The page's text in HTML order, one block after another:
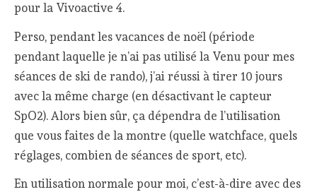
pour la Vivoactive 4.
Perso, pendant les vacances de noël (période
pendant laquelle je n’ai pas utilisé la Venu pour mes
séances de ski de rando), j’ai réussi à tirer 10 jours
avec la même charge (en désactivant le capteur
SpO2). Alors bien sûr, ça dépendra de l’utilisation
que vous faites de la montre (quelle watchface, quels
réglages, combien de séances de sport, etc).
En utilisation normale pour moi, c’est-à-dire avec des